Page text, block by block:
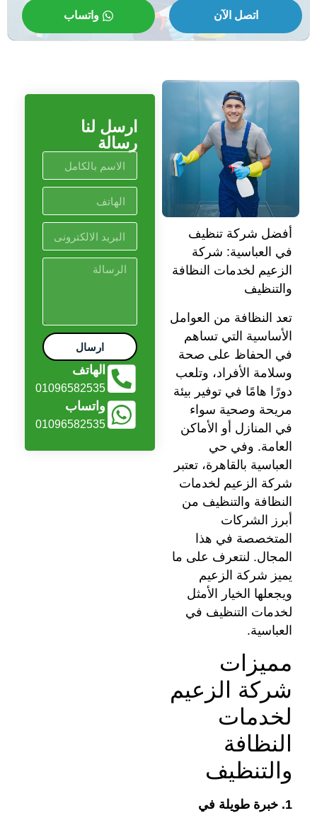
اتصل الآن واتساب
أفضل شركة تنظيف
في العباسية: شركة
الزعيم لخدمات النظافة
والتنظيف
تعد النظافة من العوامل
الأساسية التي تساهم
في الحفاظ على صحة
وسلامة الأفراد، وتلعب
دورًا هامًا في توفير بيئة
مريحة وصحية سواء
في المنازل أو الأماكن
العامة. وفي حي
العباسية بالقاهرة، تعتبر
شركة الزعيم لخدمات
النظافة والتنظيف من
أبرز الشركات
المتخصصة في هذا
المجال. لنتعرف على ما
يميز شركة الزعيم
ويجعلها الخيار الأمثل
لخدمات التنظيف في
العباسية.
مميزات
شركة الزعيم
لخدمات
النظافة
والتنظيف
1. خبرة طويلة في
ارسل لنا
رسالة
ارسال
الهاتف
01096582535
واتساب
01096582535